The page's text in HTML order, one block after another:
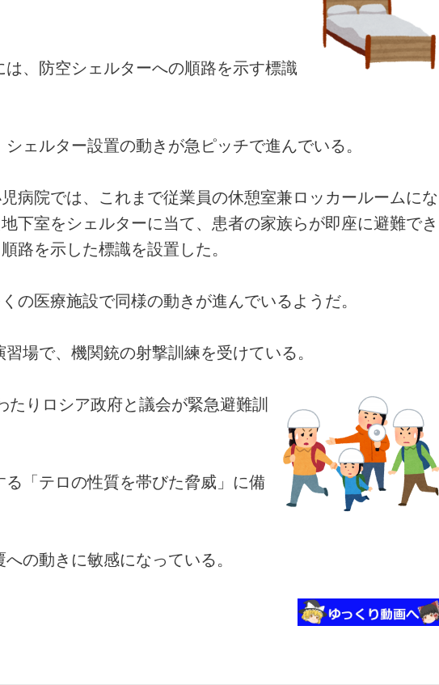
、防空シェルターへの順路を示す標識
ェルター設置の動きが急ピッチで進んでいる。
病院では、これまで従業員の休憩室兼ロッカールームにな
下室をシェルターに当て、患者の家族らが即座に避難でき
路を示した標識を設置した。
の医療施設で同様の動きが進んでいるようだ。
場で、機関銃の射撃訓練を受けている。
たりロシア政府と議会が緊急避難訓
「テロの性質を帯びた脅威」に備
の動きに敏感になっている。